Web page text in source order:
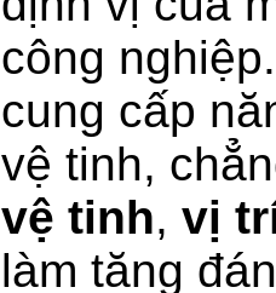
công
cung cấp
vệ tinh,
vệ tinh, vị
làm tăng